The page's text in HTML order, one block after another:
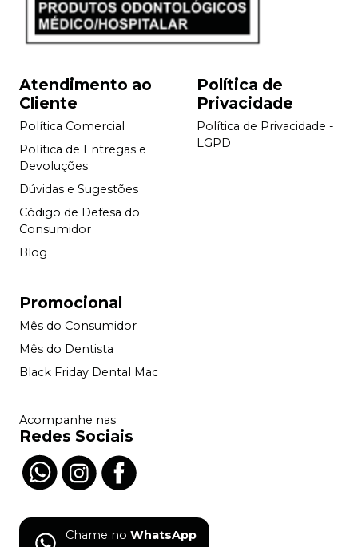
Atendimento ao
Cliente
Política Comercial
Política de Entregas e
Devoluções
Dúvidas e Sugestões
Código de Defesa do
Consumidor
Blog
Política de
Privacidade
Política de Privacidade -
LGPD
Promocional
Mês do Consumidor
Mês do Dentista
Black Friday Dental Mac
Acompanhe nas
Redes Sociais
Chame no WhatsApp